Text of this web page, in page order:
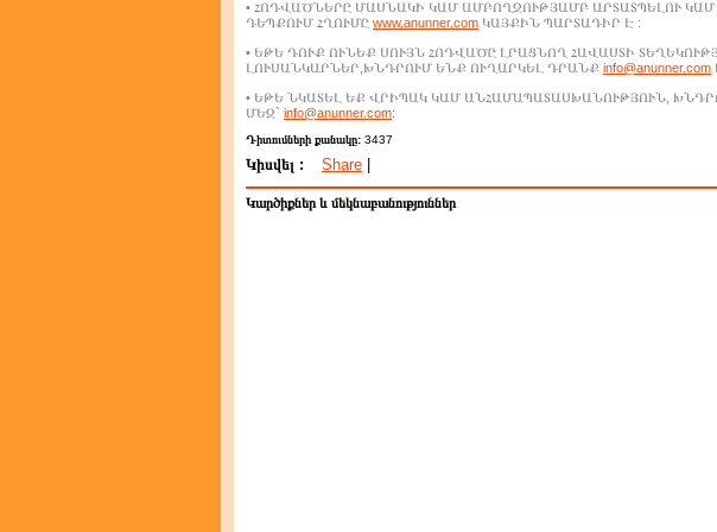
• ՀՈԴՎԱԾՆԵՐԸ ՄԱՍՆԱԿԻ ԿԱՄ ԱՄԲՈՂՋՈՒԹՅԱՄԲ ԱՐՏԱՏՊԵԼՈՒ
ԴԵՊՔՈՒՄ ՀՂՈՒՄԸ www.anunner.com ԿԱՅՔԻՆ ՊԱՐՏԱԴԻՐ Է :
• ԵԹԵ ԴՈՒՔ ՈՒՆԵՔ ՍՈՒՅՆ ՀՈԴՎԱԾԸ ԼՐԱՑՆՈՂ ՀԱՎԱՍՏԻ
ԼՈՒՍԱՆԿԱՐՆԵՐ,ԽՆԴՐՈՒՄ ԵՆՔ ՈՒՂԱՐԿԵԼ ԴՐԱՆՔ info@anunner.com
• ԵԹԵ ՆԿԱՏԵԼ ԵՔ ՎՐԻՊԱԿ ԿԱՄ ԱՆՀԱՄԱՊԱՏԱՍԽԱՆՈՒԹՅՈՒՆ,
ՄԵԶ` info@anunner.com:
Դիտումների քանակը: 3437
Կիսվել : Share
Կարծիքներ և մեկնաբանություններ